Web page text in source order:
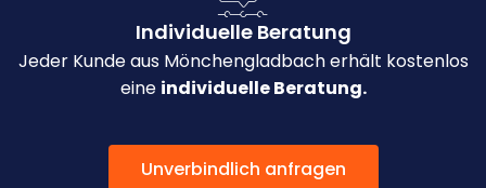
Individuelle Beratung
Jeder Kunde aus Mönchengladbach erhält kostenlos
eine individuelle Beratung.
Unverbindlich anfragen